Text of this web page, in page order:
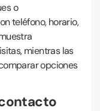
o
teléfono, horario,
mientras las
opciones